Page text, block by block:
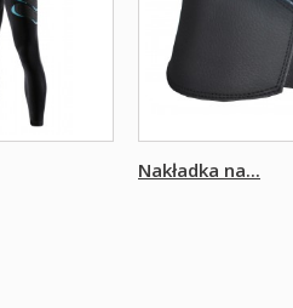
Nakładka na...